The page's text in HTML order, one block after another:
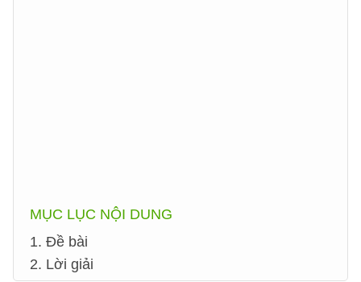
MỤC LỤC NỘI DUNG
1. Đề bài
2. Lời giải